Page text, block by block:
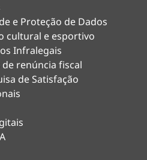
e Proteção de Dados
cultural e esportivo
Infralegais
renúncia fiscal
de Satisfação